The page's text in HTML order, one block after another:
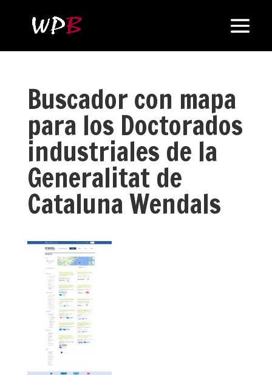
Buscador con mapa
para los Doctorados
industriales de la
Generalitat de
Cataluna Wendals